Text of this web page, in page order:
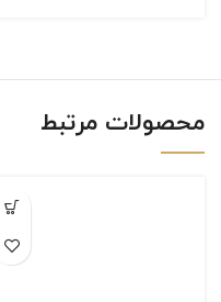
محصولات مرتبط